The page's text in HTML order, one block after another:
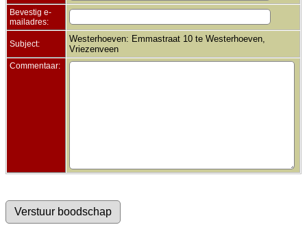
Bevestig e-
mailadres:
Subject:
Westerhoeven: Emmastraat 10 te Westerhoeven,
Vriezenveen
Commentaar: